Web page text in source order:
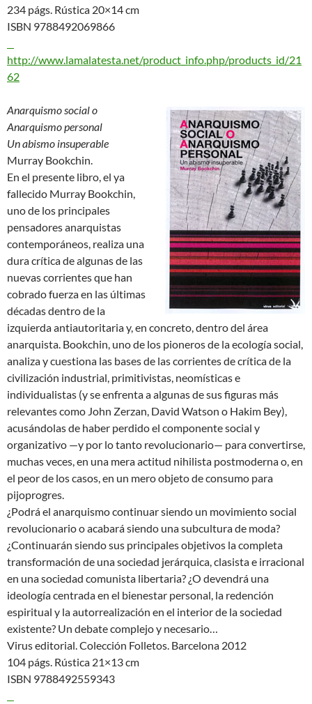
234 págs. Rústica 20×14 cm
ISBN 9788492069866
http://www.lamalatesta.net/product_info.php/products_id/21
62
Anarquismo social o
Anarquismo personal
Un abismo insuperable
Murray Bookchin.
En el presente libro, el ya
fallecido Murray Bookchin,
uno de los principales
pensadores anarquistas
contemporáneos, realiza una
dura crítica de algunas de las
nuevas corrientes que han
cobrado fuerza en las últimas
décadas dentro de la
izquierda antiautoritaria y, en concreto, dentro del área
anarquista. Bookchin, uno de los pioneros de la ecología social,
analiza y cuestiona las bases de las corrientes de crítica de la
civilización industrial, primitivistas, neomísticas e
individualistas (y se enfrenta a algunas de sus figuras más
relevantes como John Zerzan, David Watson o Hakim Bey),
acusándolas de haber perdido el componente social y
organizativo —y por lo tanto revolucionario— para convertirse,
muchas veces, en una mera actitud nihilista postmoderna o, en
el peor de los casos, en un mero objeto de consumo para
pijoprogres.
¿Podrá el anarquismo continuar siendo un movimiento social
revolucionario o acabará siendo una subcultura de moda?
¿Continuarán siendo sus principales objetivos la completa
transformación de una sociedad jerárquica, clasista e irracional
en una sociedad comunista libertaria? ¿O devendrá una
ideología centrada en el bienestar personal, la redención
espiritual y la autorrealización en el interior de la sociedad
existente? Un debate complejo y necesario…
Virus editorial. Colección Folletos. Barcelona 2012
104 págs. Rústica 21×13 cm
ISBN 9788492559343